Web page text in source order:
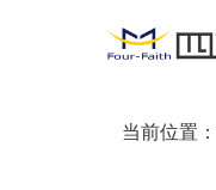
当前位置：